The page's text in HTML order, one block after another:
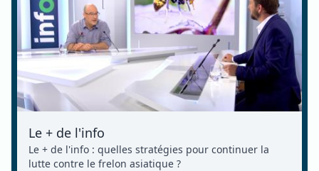
Le + de l'info
Le + de l'info : quelles stratégies pour continuer la
lutte contre le frelon asiatique ?